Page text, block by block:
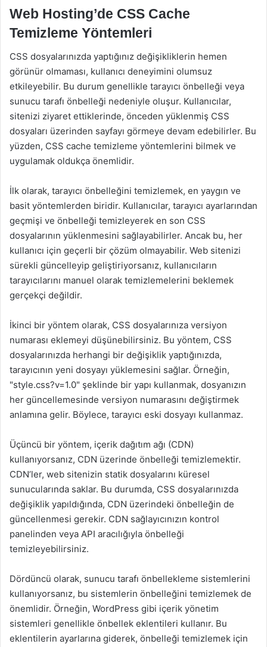
Web Hosting’de CSS Cache
Temizleme Yöntemleri
CSS dosyalarınızda yaptığınız değişikliklerin hemen
görünür olmaması, kullanıcı deneyimini olumsuz
etkileyebilir. Bu durum genellikle tarayıcı önbelleği veya
sunucu tarafı önbelleği nedeniyle oluşur. Kullanıcılar,
sitenizi ziyaret ettiklerinde, önceden yüklenmiş CSS
dosyaları üzerinden sayfayı görmeye devam edebilirler. Bu
yüzden, CSS cache temizleme yöntemlerini bilmek ve
uygulamak oldukça önemlidir.
İlk olarak, tarayıcı önbelleğini temizlemek, en yaygın ve
basit yöntemlerden biridir. Kullanıcılar, tarayıcı ayarlarından
geçmişi ve önbelleği temizleyerek en son CSS
dosyalarının yüklenmesini sağlayabilirler. Ancak bu, her
kullanıcı için geçerli bir çözüm olmayabilir. Web sitenizi
sürekli güncelleyip geliştiriyorsanız, kullanıcıların
tarayıcılarını manuel olarak temizlemelerini beklemek
gerçekçi değildir.
İkinci bir yöntem olarak, CSS dosyalarınıza versiyon
numarası eklemeyi düşünebilirsiniz. Bu yöntem, CSS
dosyalarınızda herhangi bir değişiklik yaptığınızda,
tarayıcının yeni dosyayı yüklemesini sağlar. Örneğin,
"style.css?v=1.0" şeklinde bir yapı kullanmak, dosyanızın
her güncellemesinde versiyon numarasını değiştirmek
anlamına gelir. Böylece, tarayıcı eski dosyayı kullanmaz.
Üçüncü bir yöntem, içerik dağıtım ağı (CDN)
kullanıyorsanız, CDN üzerinde önbelleği temizlemektir.
CDN’ler, web sitenizin statik dosyalarını küresel
sunucularında saklar. Bu durumda, CSS dosyalarınızda
değişiklik yapıldığında, CDN üzerindeki önbelleğin de
güncellenmesi gerekir. CDN sağlayıcınızın kontrol
panelinden veya API aracılığıyla önbelleği
temizleyebilirsiniz.
Dördüncü olarak, sunucu tarafı önbellekleme sistemlerini
kullanıyorsanız, bu sistemlerin önbelleğini temizlemek de
önemlidir. Örneğin, WordPress gibi içerik yönetim
sistemleri genellikle önbellek eklentileri kullanır. Bu
eklentilerin ayarlarına giderek, önbelleği temizlemek için